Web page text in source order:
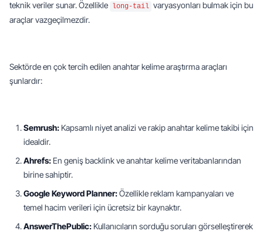
teknik veriler sunar. Özellikle long-tail varyasyonları bulmak için bu
araçlar vazgeçilmezdir.
Sektörde en çok tercih edilen anahtar kelime araştırma araçları
şunlardır:
Semrush: Kapsamlı niyet analizi ve rakip anahtar kelime takibi için
idealdir.
Ahrefs: En geniş backlink ve anahtar kelime veritabanlarından
birine sahiptir.
Google Keyword Planner: Özellikle reklam kampanyaları ve
temel hacim verileri için ücretsiz bir kaynaktır.
AnswerThePublic: Kullanıcıların sorduğu soruları görselleştirerek